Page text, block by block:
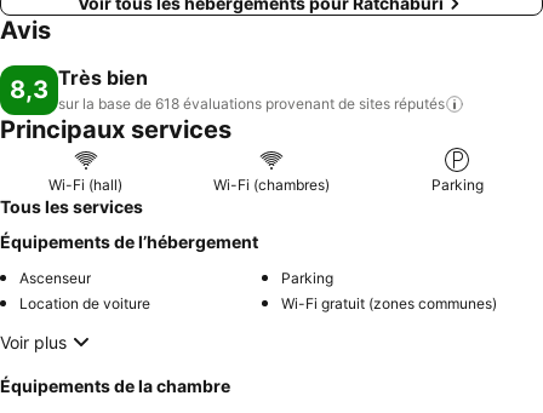
Avis
8,3 Très bien
sur la base de 618 évaluations provenant de sites réputés
Principaux services
Wi-Fi (hall) Wi-Fi (chambres) Parking
Tous les services
Équipements de l’hébergement
Ascenseur
Parking
Location de voiture
Wi-Fi gratuit (zones communes)
Voir plus
Équipements de la chambre